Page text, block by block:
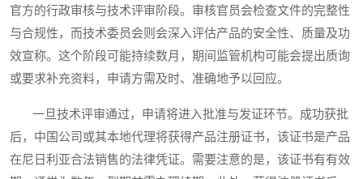
官方的行政审核与技术评审阶段。审核官员会检查文件的完整性
与合规性，而技术委员会则会深入评估产品的安全性、质量及功
效宣称。这个阶段可能持续数月，期间监管机构可能会提出质询
或要求补充资料，申请方需及时、准确地予以回应。
一旦技术评审通过，申请将进入批准与发证环节。成功获批
后，中国公司或其本地代理将获得产品注册证书，该证书是产品
在尼日利亚合法销售的法律凭证。需要注意的是，该证书有有效